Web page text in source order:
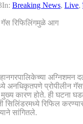
In: Breaking News, Live,
अग्निशमन
प्रोपीलीन गॅसचे
कारण होते. ही घटना
सिलिंडरमध्ये रिफिल
सांगितले.